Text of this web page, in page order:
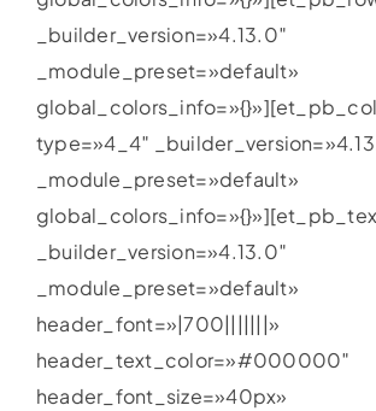
_builder_version=»4.13.0″
_module_preset=»default»
type=»4_4″
_module_preset=»default»
_builder_version=»4.13.0″
_module_preset=»default»
header_font=»|700|||||||»
header_text_color=»#000000″
header_font_size=»40px»